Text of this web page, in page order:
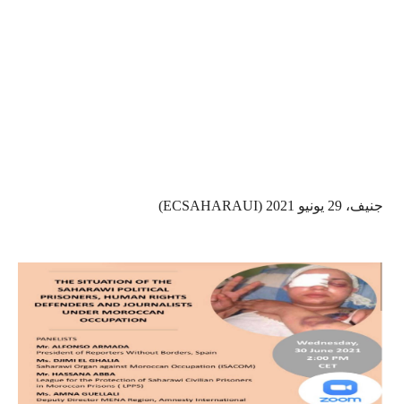
جنيف، 29 يونيو 2021 (ECSAHARAUI)